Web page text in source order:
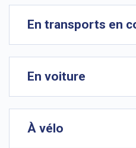
En transports en
En voiture
À vélo